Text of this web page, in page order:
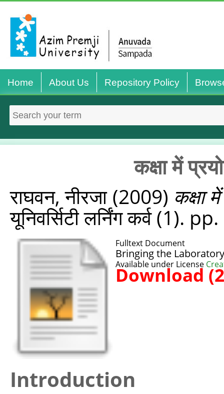
Home About Us Repository Policy
कक्षा में
राघवन, नीरजा(2009) कक्षा
यूनिवर्सिटी लर्निंग कर्व (1).
Fulltext Document
Bringing the
Available under License
Download
Introduction